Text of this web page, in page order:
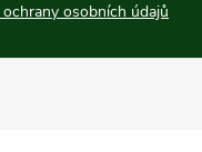
osobních údajů